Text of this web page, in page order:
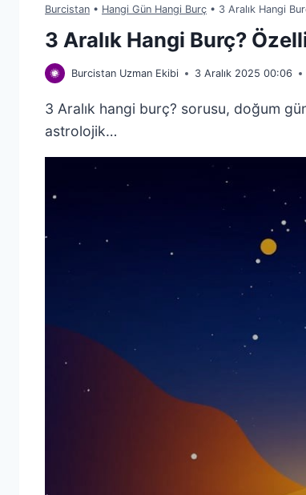
Burcistan • Hangi Gün Hangi Burç • 3 Aralık Hangi
3 Aralık Hangi Burç?
Burcistan Uzman Ekibi 3 Aralık 2025 00:06
3 Aralık hangi burç? sorusu, doğum
astrolojik…